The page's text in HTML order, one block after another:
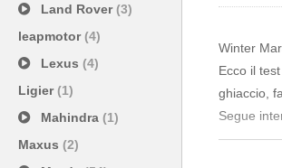
Land Rover(3)
leapmotor(4)
Lexus (4)
Ligier(1)
Mahindra (1)
Maxus (2)
Winter
Ecco il
ghiaccio,
Segue